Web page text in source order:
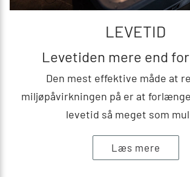
LEVETID
Levetiden mere end
Den mest effektive måde at
miljøpåvirkningen på er at
levetid så meget som
Læs mere